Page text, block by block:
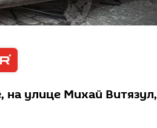
улице Михай Витязул,